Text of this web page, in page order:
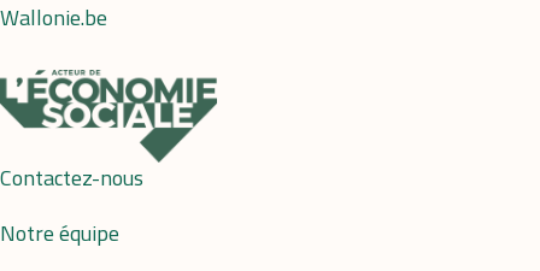
Wallonie.be
Contactez-nous
Notre équipe